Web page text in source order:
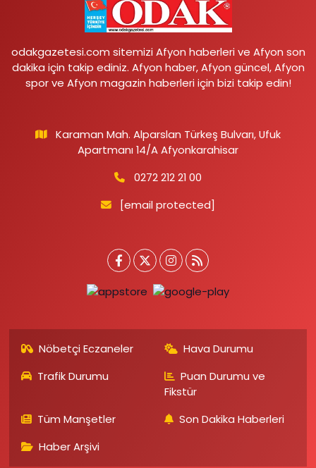
odakgazetesi.com sitemizi Afyon haberleri ve Afyon son
dakika için takip ediniz. Afyon haber, Afyon güncel, Afyon
spor ve Afyon magazin haberleri için bizi takip edin!
Karaman Mah. Alparslan Türkeş Bulvarı, Ufuk
Apartmanı 14/A Afyonkarahisar
0272 212 21 00
[email protected]
Nöbetçi Eczaneler
Hava Durumu
Trafik Durumu
Puan Durumu ve
Fikstür
Tüm Manşetler
Son Dakika Haberleri
Haber Arşivi